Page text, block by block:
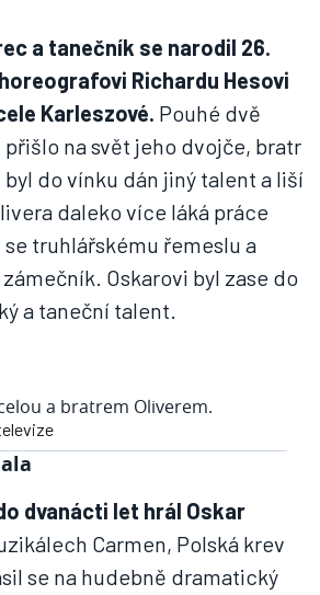
a tanečník se narodil 26.
Richardu Hesovi
Karleszové. Pouhé dvě
na svět jeho dvojče, bratr
do vínku dán jiný talent a liší
daleko více láká práce
truhlářskému řemeslu a
Oskarovi byl zase do
a taneční talent.
a bratrem Oliverem.
dvanácti let hrál Oskar
Carmen, Polská krev
se na hudebně dramatický